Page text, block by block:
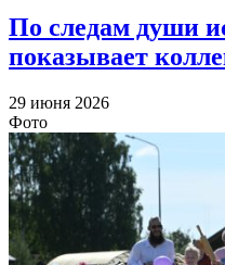
По следам души
показывает
29 июня 2026
Фото